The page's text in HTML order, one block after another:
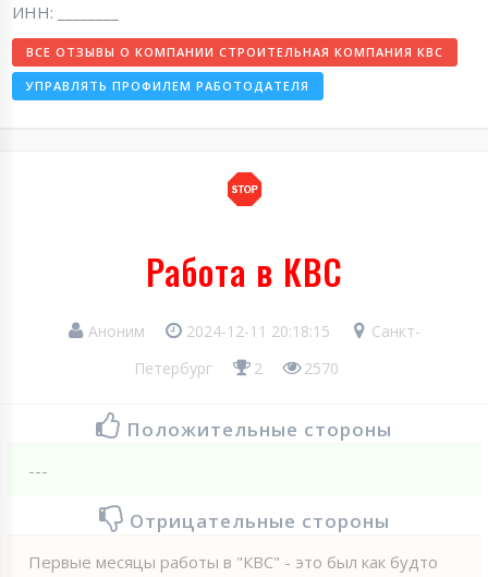
ИНН: ________
ВСЕ ОТЗЫВЫ О КОМПАНИИ СТРОИТЕЛЬНАЯ КОМПАНИЯ КВС
УПРАВЛЯТЬ ПРОФИЛЕМ РАБОТОДАТЕЛЯ
Работа в КВС
Аноним 2024-12-11 20:18:15
Санкт-
Петербург
2 2570
Положительные стороны
---
Отрицательные стороны
Первые месяцы работы в "КВС" - это был как будто